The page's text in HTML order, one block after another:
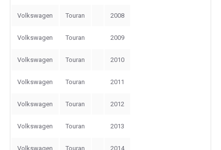
Volkswagen Touran 2008
Volkswagen Touran 2009
Volkswagen Touran 2010
Volkswagen Touran 2011
Volkswagen Touran 2012
Volkswagen Touran 2013
Volkswagen Touran 2014